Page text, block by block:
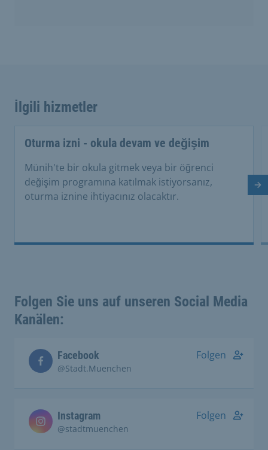
İlgili hizmetler
Oturma izni - okula devam ve değişim
Münih'te bir okula gitmek veya bir öğrenci
değişim programına katılmak istiyorsanız,
oturma iznine ihtiyacınız olacaktır.
Folgen Sie uns auf unseren Social Media
Kanälen:
Facebook
@Stadt.Muenchen
Folgen
Instagram
@stadtmuenchen
Folgen